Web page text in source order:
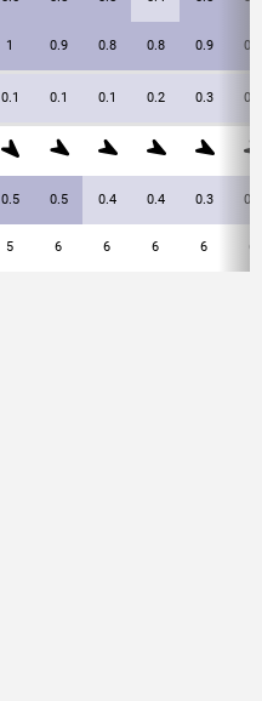
1 0.9 0.8 0.8 0.9 0.9
0.1 0.1 0.1 0.2 0.3 0.4
0.5 0.5 0.4 0.4 0.3 0.3
5 6 6 6 6 6